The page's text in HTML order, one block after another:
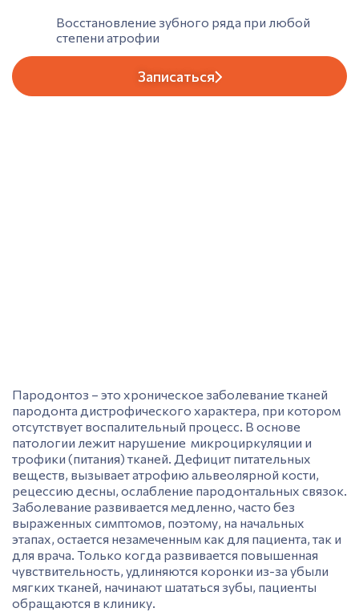
Восстановление зубного ряда при любой
степени атрофии
Записаться
Пародонтоз – это хроническое заболевание тканей
пародонта дистрофического характера, при котором
отсутствует воспалительный процесс. В основе
патологии лежит нарушение микроциркуляции и
трофики (питания) тканей. Дефицит питательных
веществ, вызывает атрофию альвеолярной кости,
рецессию десны, ослабление пародонтальных связок.
Заболевание развивается медленно, часто без
выраженных симптомов, поэтому, на начальных
этапах, остается незамеченным как для пациента, так и
для врача. Только когда развивается повышенная
чувствительность, удлиняются коронки из-за убыли
мягких тканей, начинают шататься зубы, пациенты
обращаются в клинику.